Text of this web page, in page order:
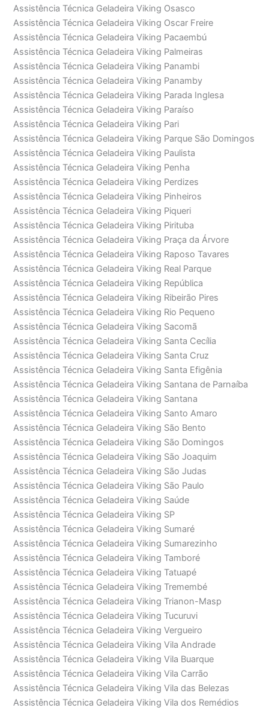
Assistência Técnica Geladeira Viking Osasco
Assistência Técnica Geladeira Viking Oscar Freire
Assistência Técnica Geladeira Viking Pacaembú
Assistência Técnica Geladeira Viking Palmeiras
Assistência Técnica Geladeira Viking Panambi
Assistência Técnica Geladeira Viking Panamby
Assistência Técnica Geladeira Viking Parada Inglesa
Assistência Técnica Geladeira Viking Paraíso
Assistência Técnica Geladeira Viking Pari
Assistência Técnica Geladeira Viking Parque São Domingos
Assistência Técnica Geladeira Viking Paulista
Assistência Técnica Geladeira Viking Penha
Assistência Técnica Geladeira Viking Perdizes
Assistência Técnica Geladeira Viking Pinheiros
Assistência Técnica Geladeira Viking Piqueri
Assistência Técnica Geladeira Viking Pirituba
Assistência Técnica Geladeira Viking Praça da Árvore
Assistência Técnica Geladeira Viking Raposo Tavares
Assistência Técnica Geladeira Viking Real Parque
Assistência Técnica Geladeira Viking República
Assistência Técnica Geladeira Viking Ribeirão Pires
Assistência Técnica Geladeira Viking Rio Pequeno
Assistência Técnica Geladeira Viking Sacomã
Assistência Técnica Geladeira Viking Santa Cecília
Assistência Técnica Geladeira Viking Santa Cruz
Assistência Técnica Geladeira Viking Santa Efigênia
Assistência Técnica Geladeira Viking Santana de Parnaíba
Assistência Técnica Geladeira Viking Santana
Assistência Técnica Geladeira Viking Santo Amaro
Assistência Técnica Geladeira Viking São Bento
Assistência Técnica Geladeira Viking São Domingos
Assistência Técnica Geladeira Viking São Joaquim
Assistência Técnica Geladeira Viking São Judas
Assistência Técnica Geladeira Viking São Paulo
Assistência Técnica Geladeira Viking Saúde
Assistência Técnica Geladeira Viking SP
Assistência Técnica Geladeira Viking Sumaré
Assistência Técnica Geladeira Viking Sumarezinho
Assistência Técnica Geladeira Viking Tamboré
Assistência Técnica Geladeira Viking Tatuapé
Assistência Técnica Geladeira Viking Tremembé
Assistência Técnica Geladeira Viking Trianon-Masp
Assistência Técnica Geladeira Viking Tucuruvi
Assistência Técnica Geladeira Viking Vergueiro
Assistência Técnica Geladeira Viking Vila Andrade
Assistência Técnica Geladeira Viking Vila Buarque
Assistência Técnica Geladeira Viking Vila Carrão
Assistência Técnica Geladeira Viking Vila das Belezas
Assistência Técnica Geladeira Viking Vila dos Remédios